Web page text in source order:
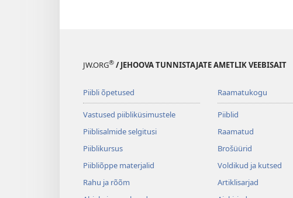
JW.ORG® / JEHOOVA TUNNISTAJATE AMETLIK VEEBISAIT
Piibli õpetused
Vastused piibliküsimustele
Piiblisalmide selgitusi
Piiblikursus
Piibliõppe materjalid
Rahu ja rõõm
Raamatukogu
Piiblid
Raamatud
Brošüürid
Voldikud ja kutsed
Artiklisarjad